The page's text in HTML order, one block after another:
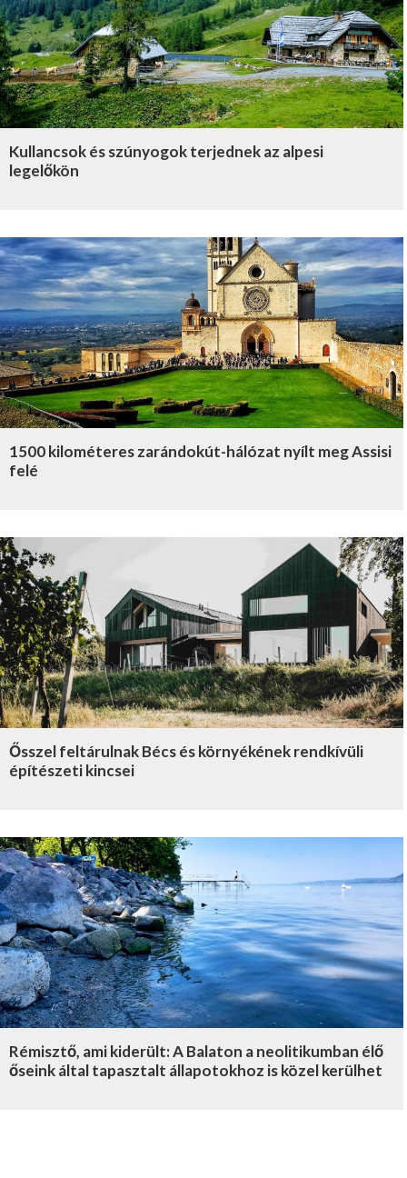
Kullancsok és szúnyogok terjednek az alpesi
legelőkön
1500 kilométeres zarándokút-hálózat nyílt meg Assisi
felé
Ősszel feltárulnak Bécs és környékének rendkívüli
építészeti kincsei
Rémisztő, ami kiderült: A Balaton a neolitikumban élő
őseink által tapasztalt állapotokhoz is közel kerülhet